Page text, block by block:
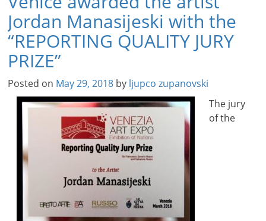
Jordan Manasijeski with the
“REPORTING QUALITY JURY
PRIZE”
Posted on May 29, 2018 by ljupco zupanovski
The jury
of the